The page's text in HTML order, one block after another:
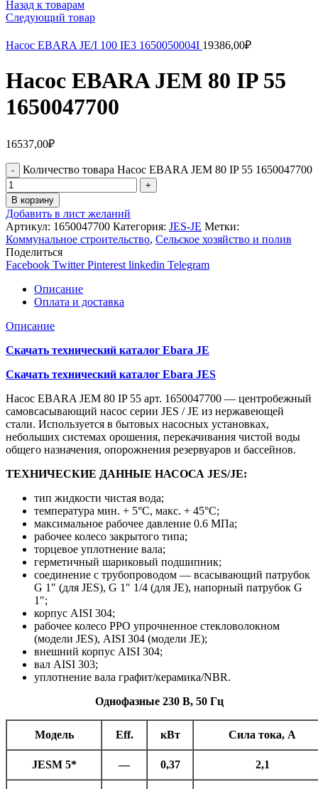
Назад к товарам
Следующий товар
Насос EBARA JE/I 100 IE3 1650050004I 19386,00₽
Насос EBARA JEM 80 IP 55
1650047700
16537,00₽
Количество товара Насос EBARA JEM 80 IP 55 1650047700
В корзину
Добавить в лист желаний
Артикул: 1650047700 Категория: JES-JE Метки:
Коммунальное строительство, Сельское хозяйство и полив
Поделиться
Facebook Twitter Pinterest linkedin Telegram
Описание
Оплата и доставка
Описание
Скачать технический каталог Ebara JE
Скачать технический каталог Ebara JES
Насос EBARA JEM 80 IP 55 арт. 1650047700 — центробежный
самовсасывающий насос серии JES / JE из нержавеющей
стали. Используется в бытовых насосных установках,
небольших системах орошения, перекачивания чистой воды
общего назначения, опорожнения резервуаров и бассейнов.
ТЕХНИЧЕСКИЕ ДАННЫЕ НАСОСА JES/JE:
тип жидкости чистая вода;
температура мин. + 5°C, макс. + 45°C;
максимальное рабочее давление 0.6 МПа;
рабочее колесо закрытого типа;
торцевое уплотнение вала;
герметичный шариковый подшипник;
соединение с трубопроводом — всасывающий патрубок
G 1″ (для JES), G 1″ 1/4 (для JE), напорный патрубок G
1″;
корпус AISI 304;
рабочее колесо PPO упрочненное стекловолокном
(модели JES), AISI 304 (модели JE);
внешний корпус AISI 304;
вал AISI 303;
уплотнение вала графит/керамика/NBR.
Однофазные 230 В, 50 Гц
Модель Eff. кВт Сила тока, A
JESM 5* — 0,37 2,1